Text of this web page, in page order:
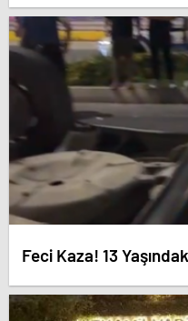
Milletimizin Teklifidir”
Feci Kaza! 13